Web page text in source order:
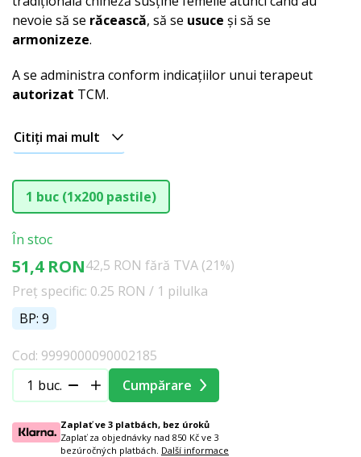
nevoie să se răcească, să se usuce și să se
armonizeze.
A se administra conform indicațiilor unui terapeut
autorizat TCM.
Citiți mai mult
1 buc (1x200 pastile)
În stoc
51,4 RON42,5 RON fără TVA (21%)
Preț specific: 0.25 RON / 1 pilulka
BP: 9
Cod: 9999000090002185
buc.
Cumpărare
Zaplať ve 3 platbách, bez úroků
Zaplať za objednávky nad 850 Kč ve 3
bezúročných platbách. Další informace